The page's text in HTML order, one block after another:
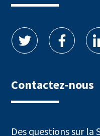
Contactez-nous
Des questions sur la